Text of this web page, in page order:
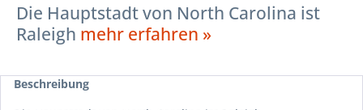
Die Hauptstadt von North Carolina ist
Raleigh mehr erfahren »
Beschreibung